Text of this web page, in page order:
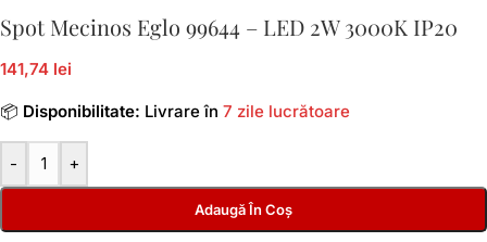
Spot Mecinos Eglo 99644 – LED 2W 3000K IP20
141,74 lei
📦 Disponibilitate: Livrare în 7 zile lucrătoare
- +
Adaugă În Coș